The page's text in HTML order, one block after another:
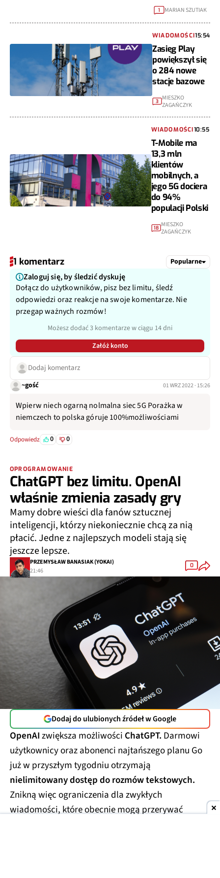
1 MARIAN SZUTIAK
WIADOMOŚCI15:54
Zasięg Play
powiększył się
o 284 nowe
stacje bazowe
3
MIESZKO
ZAGAŃCZYK
WIADOMOŚCI10:55
T-Mobile ma
13,3 mln
klientów
mobilnych, a
jego 5G dociera
do 94%
populacji Polski
18 MIESZKO
ZAGAŃCZYK
1 komentarz Popularne
Zaloguj się, by śledzić dyskuję
Dołącz do użytkowników, pisz bez limitu, śledź
odpowiedzi oraz reakcje na swoje komentarze. Nie
przegap ważnych rozmów!
Możesz dodać 3 komentarze w ciągu 14 dni
Załóż konto
Dodaj komentarz
~gość 01 WRZ 2022 · 15:26
Wpierw niech ogarną nolmalna siec 5G Porażka w
niemczech to polska góruje 100%możliwościami
Odpowiedz 0 0
OPROGRAMOWANIE
ChatGPT bez limitu. OpenAI
właśnie zmienia zasady gry
Mamy dobre wieści dla fanów sztucznej
inteligencji, którzy niekoniecznie chcą za nią
płacić. Jedne z najlepszych modeli stają się
jeszcze lepsze.
PRZEMYSŁAW BANASIAK (YOKAI)
21:46
0
Dodaj do ulubionych źródeł w Google
OpenAIzwiększa możliwości ChatGPT. Darmowi
użytkownicy oraz abonenci najtańszego planu Go
już w przyszłym tygodniu otrzymają
nielimitowany dostęp do rozmów tekstowych.
Znikną więc ograniczenia dla zwykłych
wiadomości, które obecnie mogą przerywać